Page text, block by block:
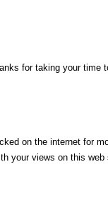
for taking your time
on the internet for
your views on this web